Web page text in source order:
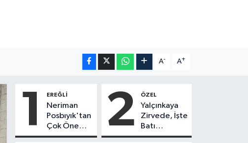
A- A+
1 EREĞLI
Neriman
Posbıyık'tan
Çok Önemli
Karar! CHP
2 ÖZEL
Yalçınkaya
Zirvede, İşte
Batı
Karadeniz'in